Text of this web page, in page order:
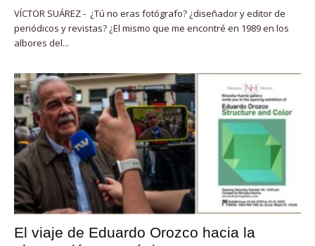
VÍCTOR SUÁREZ - ¿Tú no eras fotógrafo? ¿diseñador y editor de
periódicos y revistas? ¿El mismo que me encontré en 1989 en los
albores del...
El viaje de Eduardo Orozco hacia la